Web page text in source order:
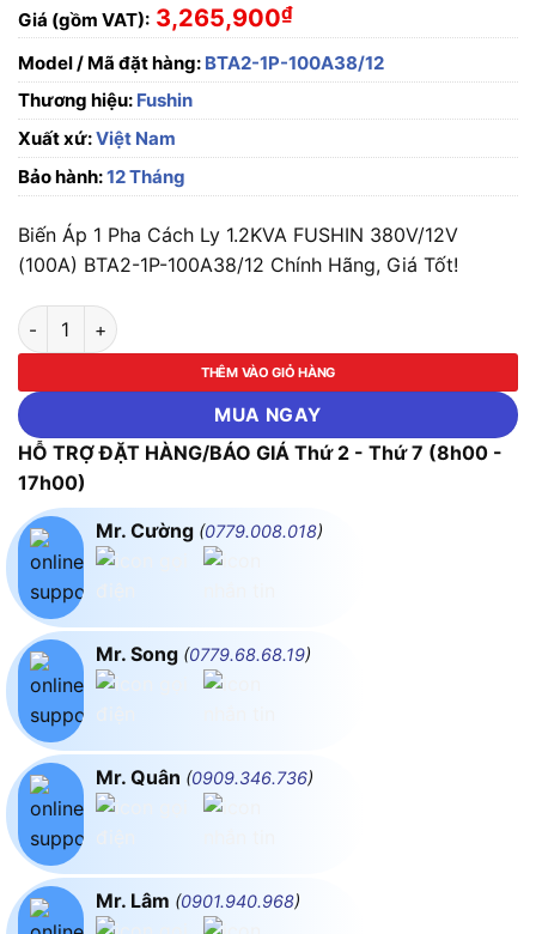
Giá (gồm VAT): 3,265,900₫
Model / Mã đặt hàng: BTA2-1P-100A38/12
Thương hiệu: Fushin
Xuất xứ:Việt Nam
Bảo hành:12 Tháng
Biến Áp 1 Pha Cách Ly 1.2KVA FUSHIN 380V/12V
(100A) BTA2-1P-100A38/12 Chính Hãng, Giá Tốt!
Biến Áp 1 Pha Cách Ly 1.2KVA FUSHIN 380V/12V (100A)
THÊM VÀO GIỎ HÀNG
MUA NGAY
HỖ TRỢ ĐẶT HÀNG/BÁO GIÁ Thứ 2 - Thứ 7 (8h00 -
17h00)
Mr. Cường (0779.008.018)
Mr. Song (0779.68.68.19)
Mr. Quân (0909.346.736)
Mr. Lâm (0901.940.968)